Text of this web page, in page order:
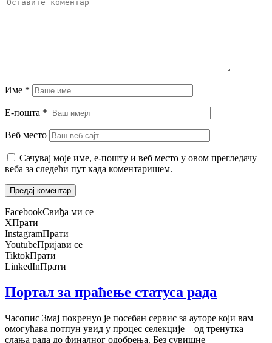
Име *
Е-пошта *
Веб место
Сачувај моје име, е-пошту и веб место у овом прегледачу
веба за следећи пут када коментаришем.
FacebookСвиђа ми се
XПрати
InstagramПрати
YoutubeПријави се
TiktokПрати
LinkedInПрати
Портал за праћење статуса рада
Часопис Змај покренуо је посебан сервис за ауторе који вам
омогућава потпун увид у процес селекције – од тренутка
слања рада до финалног одобрења. Без сувишне